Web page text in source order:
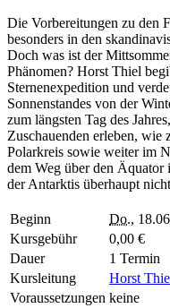
Die Vorbereitungen zu den
besonders in den
Doch was ist der
Phänomen? Horst Thiel
Sternenexpedition und
Sonnenstandes von der
zum längsten Tag des
Zuschauenden erleben, wie
Polarkreis sowie weiter im
dem Weg über den Äquator
der Antarktis überhaupt
Beginn Do.,
Kursgebühr
0,00 €
Dauer
1 Termin
Kursleitung
Horst
Voraussetzungen keine